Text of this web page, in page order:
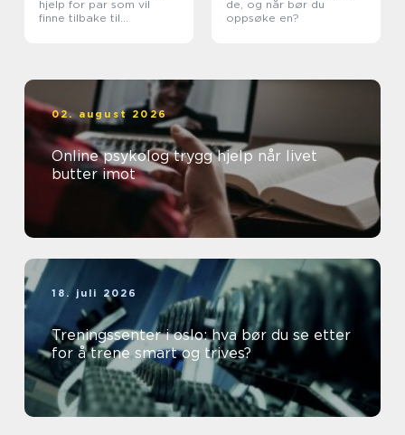
hjelp for par som vil
finne tilbake til
de, og når bør du
oppsøke en?
02. august 2026
Online psykolog trygg hjelp når livet
butter imot
18. juli 2026
Treningssenter i oslo: hva bør du se etter
for å trene smart og trives?